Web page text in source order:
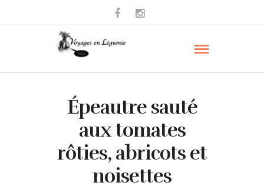
Épeautre sauté
aux tomates
rôties, abricots et
noisettes